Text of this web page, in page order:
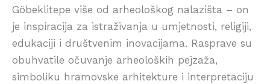
Göbeklitepe više od arheološkog nalazišta – on
je inspiracija za istraživanja u umjetnosti, religiji,
edukaciji i društvenim inovacijama. Rasprave su
obuhvatile očuvanje arheoloških pejzaža,
simboliku hramovske arhitekture i interpretaciju